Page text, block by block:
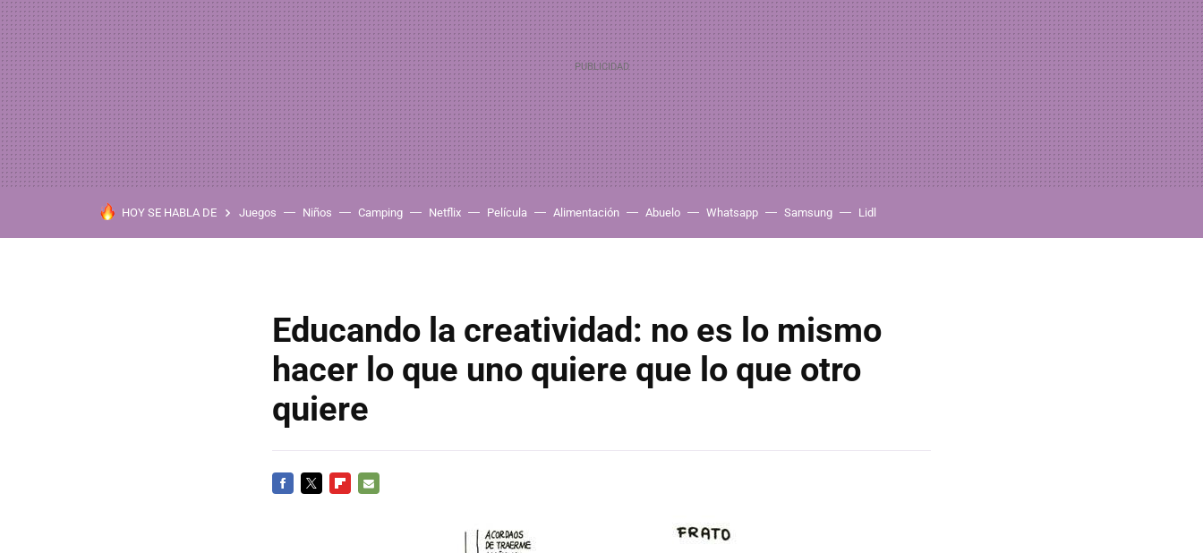
HOY SE HABLA DE Juegos Niños Camping Netflix Película Alimentación Abuelo Whatsapp Samsung Lidl
Educando la creatividad: no es lo mismo
hacer lo que uno quiere que lo que otro
quiere